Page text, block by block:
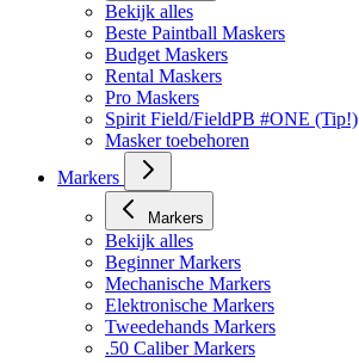
Bekijk alles
Beste Paintball Maskers
Budget Maskers
Rental Maskers
Pro Maskers
Spirit Field/FieldPB #ONE (Tip!)
Masker toebehoren
Markers
Markers
Bekijk alles
Beginner Markers
Mechanische Markers
Elektronische Markers
Tweedehands Markers
.50 Caliber Markers